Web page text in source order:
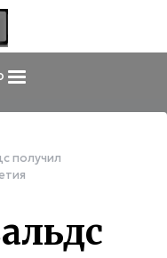
получил